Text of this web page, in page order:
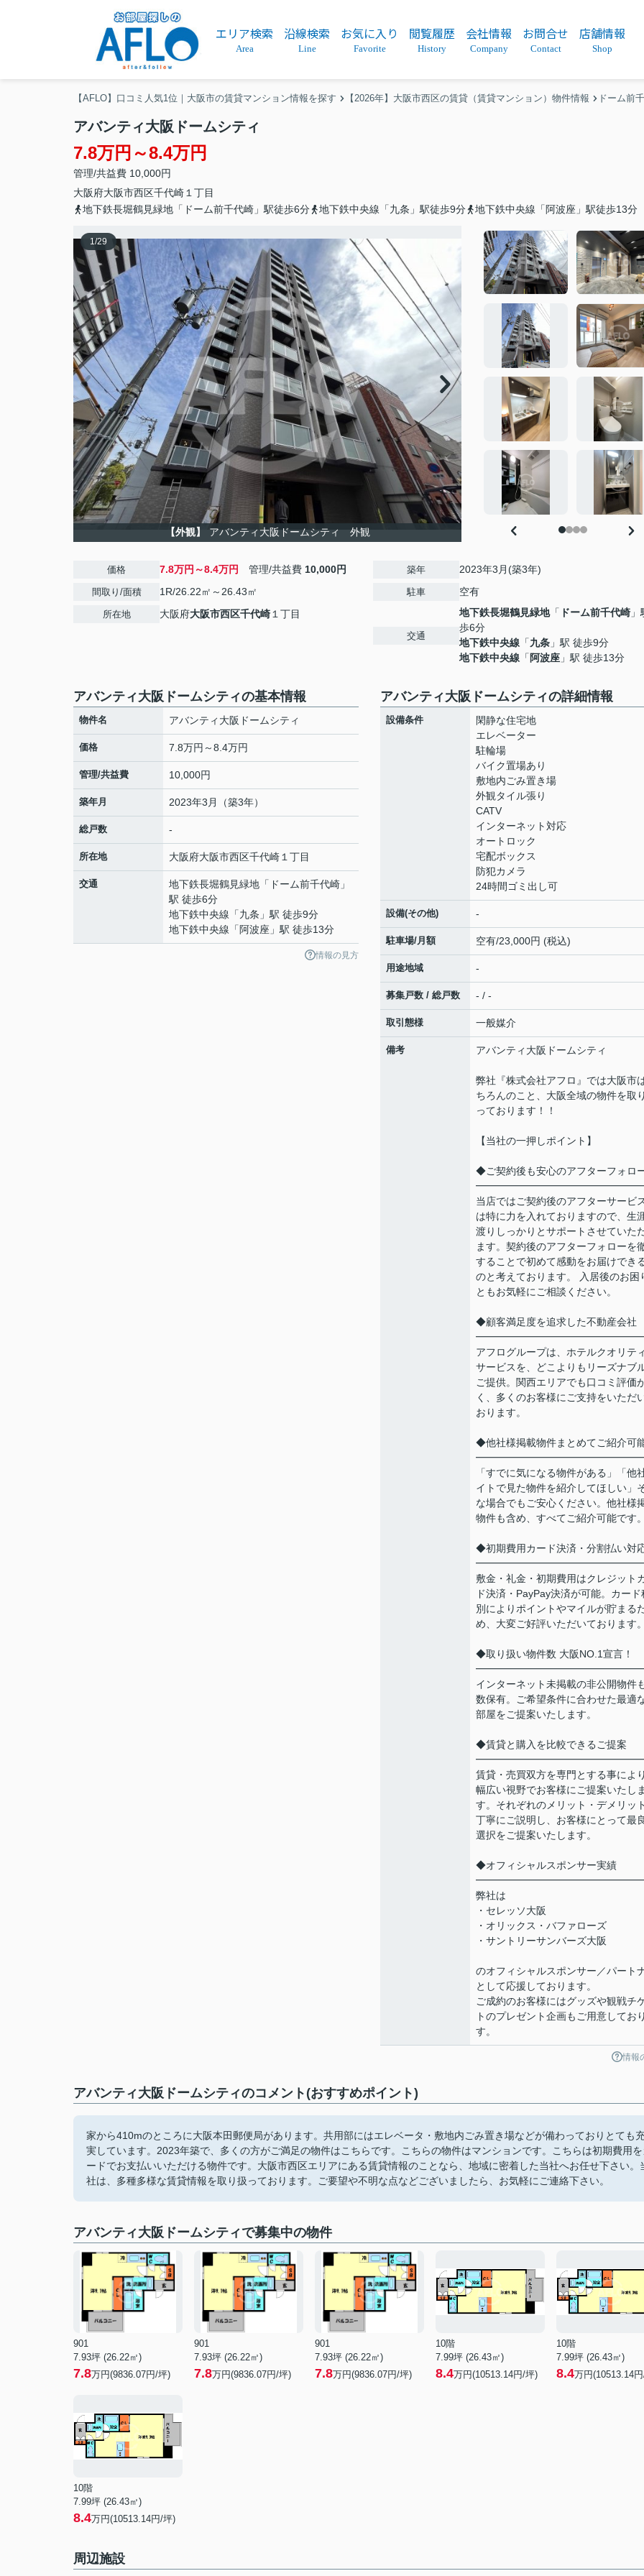
エリア検索
Area
沿線検索
Line
お気に入り
Favorite
閲覧履歴
History
会社情報
Company
お問合せ
Contact
店舗情報
Shop
【AFLO】口コミ人気1位｜大阪市の賃貸マンション情報を探す 【2026年】大阪市西区の賃貸（賃貸マンション）物件情報 ドーム前
アバンティ大阪ドームシティ
7.8万円～8.4万円
管理/共益費 10,000円
大阪府大阪市西区千代崎 １丁目
地下鉄長堀鶴見緑地「ドーム前千代崎」駅徒歩6分
地下鉄中央線「九条」駅徒歩9分 地下鉄中央線「阿波座」駅徒歩13分
1/29
【外観】 アバンティ大阪ドームシティ 外観
価格 7.8万円～8.4万円 管理/共益費 10,000円
間取り/面積 1R/26.22㎡～26.43㎡
所在地 大阪府大阪市西区千代崎 １丁目
築年 2023年3月(築3年)
駐車 空有
交通
地下鉄長堀鶴見緑地「 ドーム前千代崎
歩6分
地下鉄中央線 「九条 」駅 徒歩9分
地下鉄中央線 「 阿波座 」駅 徒歩13分
アバンティ大阪ドームシティの基本情報
物件名 アバンティ大阪ドームシティ
価格 7.8万円～8.4万円
管理/共益費 10,000円
築年月 2023年3月（築3年）
総戸数 -
所在地 大阪府大阪市西区千代崎 １丁目
交通 地下鉄長堀鶴見緑地 「 ドーム前千代崎 」
駅 徒歩6分
地下鉄中央線 「九条 」駅 徒歩9分
地下鉄中央線 「 阿波座 」駅 徒歩13分
情報の見方
アバンティ大阪ドームシティの詳細情報
設備条件
閑静な住宅地
エレベーター
駐輪場
バイク置場あり
敷地内ごみ置き場
外観タイル張り
CATV
インターネット対応
オートロック
宅配ボックス
防犯カメラ
24時間ゴミ出し可
設備(その他) -
駐車場/月額 空有/23,000円 (税込)
用途地域 -
募集戸数 / 総戸数 - / -
取引態様 一般媒介
備考 アバンティ大阪ドームシティ
弊社『株式会社アフロ』では大阪市
ちろんのこと、大阪全域の物件を取
っております！！
【当社の一押しポイント】
◆ご契約後も安心のアフターフォロ
当店ではご契約後のアフターサービ
は特に力を入れておりますので、生
渡りしっかりとサポートさせていた
ます。契約後のアフターフォローを
することで初めて感動をお届けでき
のと考えております。 入居後のお困
ともお気軽にご相談ください。
◆顧客満足度を追求した不動産会社
アフログループは、ホテルクオリテ
サービスを、どこよりもリーズナブ
ご提供。関西エリアでも口コミ評価
く、多くのお客様にご支持をいただ
おります。
◆他社様掲載物件まとめてご紹介可
「すでに気になる物件がある」「他
イトで見た物件を紹介してほしい」
な場合でもご安心ください。他社様
物件も含め、すべてご紹介可能です
◆初期費用カード決済・分割払い対
敷金・礼金・初期費用はクレジット
ド決済・PayPay決済が可能。カード
別によりポイントやマイルが貯まる
め、大変ご好評いただいております
◆取り扱い物件数 大阪NO.1宣言！
インターネット未掲載の非公開物件
数保有。ご希望条件に合わせた最適
部屋をご提案いたします。
◆賃貸と購入を比較できるご提案
賃貸・売買双方を専門とする事によ
幅広い視野でお客様にご提案いたし
す。それぞれのメリット・デメリッ
丁寧にご説明し、お客様にとって最
選択をご提案いたします。
◆オフィシャルスポンサー実績
弊社は
・セレッソ大阪
・オリックス・バファローズ
・サントリーサンバーズ大阪
のオフィシャルスポンサー／パート
として応援しております。
ご成約のお客様にはグッズや観戦チ
トのプレゼント企画もご用意してお
す。
情報
アバンティ大阪ドームシティのコメント(おすすめポイント)
家から410mのところに大阪本田郵便局があります。共用部にはエレベータ・敷地内ごみ置き場などが備わっておりとても
実しています。2023年築で、多くの方がご満足の物件はこちらです。こちらの物件はマンションです。こちらは初期費用
ードでお支払いいただける物件です。大阪市西区エリアにある賃貸情報のことなら、地域に密着した当社へお任せ下さい。
社は、多種多様な賃貸情報を取り扱っております。ご要望や不明な点などございましたら、お気軽にご連絡下さい。
アバンティ大阪ドームシティで募集中の物件
901
7.93坪 (26.22㎡)
7.8万円(9836.07円/坪)
901
7.93坪 (26.22㎡)
7.8万円(9836.07円/坪)
901
7.93坪 (26.22㎡)
7.8万円(9836.07円/坪)
10階
7.99坪 (26.43㎡)
8.4万円(10513.14円/坪)
10階
7.99坪 (26.43㎡)
8.4万円(10513.14
10階
7.99坪 (26.43㎡)
8.4万円(10513.14円/坪)
周辺施設